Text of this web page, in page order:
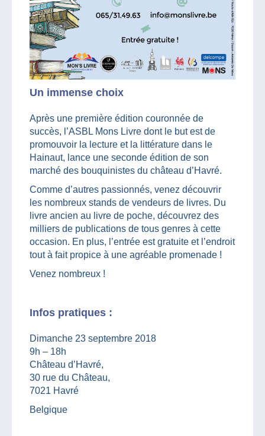
Un immense choix
Après une première édition couronnée de
succès, l’ASBL Mons Livre dont le but est de
promouvoir la lecture et la littérature dans le
Hainaut, lance une seconde édition de son
marché des bouquinistes du château d’Havré.
Comme d’autres passionnés, venez découvrir
les nombreux stands de vendeurs de livres. Du
livre ancien au livre de poche, découvrez des
milliers de publications de tous genres à cette
occasion. En plus, l’entrée est gratuite et l’endroit
tout à fait propice à une agréable promenade !
Venez nombreux !
Infos pratiques :
Dimanche 23 septembre 2018
9h – 18h
Château d’Havré,
30 rue du Château,
7021 Havré
Belgique